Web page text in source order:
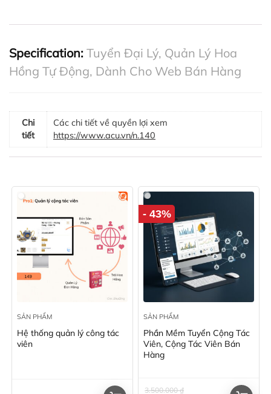
Specification: Tuyển Đại Lý, Quản Lý Hoa
Hồng Tự Động, Dành Cho Web Bán Hàng
Chi
tiết
Các chi tiết về quyền lợi xem
https://www.acu.vn/n.140
SẢN PHẨM
Hệ thống quản lý công tác
viên
- 43%
SẢN PHẨM
Phần Mềm Tuyển Cộng Tác
Viên, Cộng Tác Viên Bán
Hàng
3.500.000₫